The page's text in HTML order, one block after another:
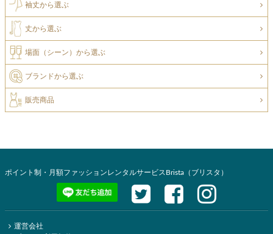
袖丈から選ぶ
丈から選ぶ
場面（シーン）から選ぶ
ブランドから選ぶ
販売商品
ポイント制・月額ファッションレンタルサービスBrista（ブリスタ）
運営会社